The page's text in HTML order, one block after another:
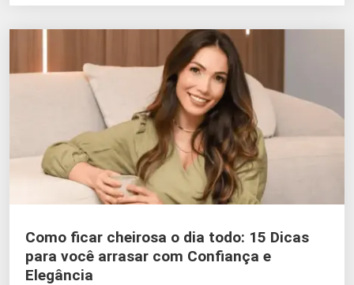
Como ficar cheirosa o dia todo: 15 Dicas
para você arrasar com Confiança e
Elegância